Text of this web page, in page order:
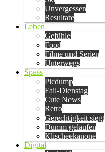
Unvergessen
Resultate
Leben
Gefühle
Food
Filme und Serien
Unterwegs
Spass
Picdump
Fail-Dienstag
Cute News
Retro
Gerechtigkeit siegt
Dumm gelaufen
Klischeekanone
Digital